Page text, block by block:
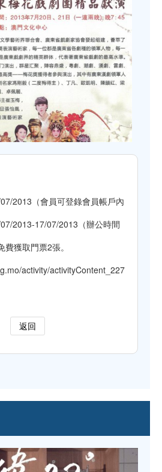
2013（會員可登錄會員帳戶內
2013-17/07/2013（辦公時間
獲取門票2張。
activity/activityContent_227
返回